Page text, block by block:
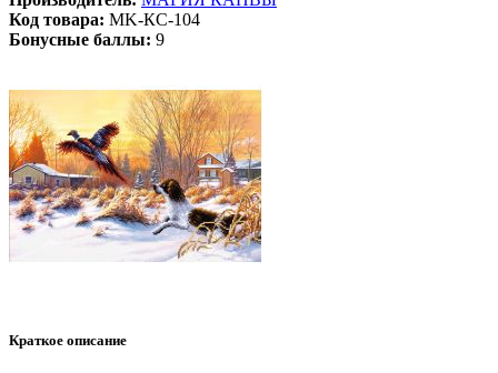
Код товара: MK-КС-104
Бонусные баллы: 9
Краткое описание